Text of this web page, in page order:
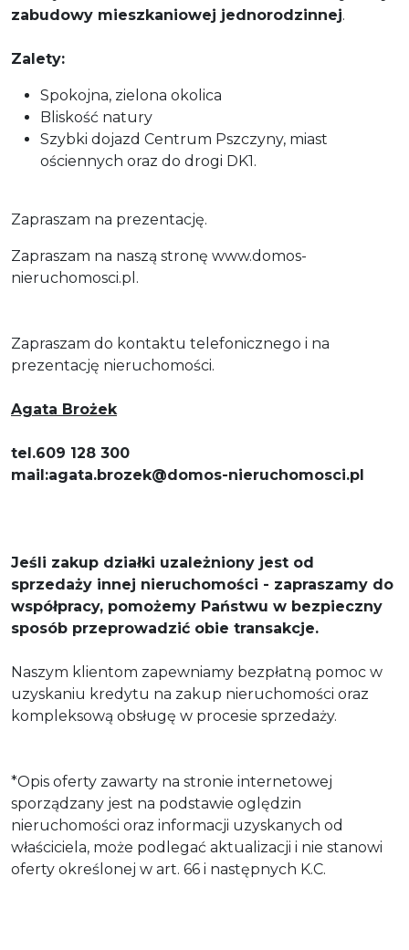
zabudowy mieszkaniowej jednorodzinnej.
Zalety:
Spokojna, zielona okolica
Bliskość natury
Szybki dojazd Centrum Pszczyny, miast
ościennych oraz do drogi DK1.
Zapraszam na prezentację.
Zapraszam na naszą stronę www.domos-
nieruchomosci.pl.
Zapraszam do kontaktu telefonicznego i na
prezentację nieruchomości.
Agata Brożek
tel.609 128 300
mail:agata.brozek@domos-nieruchomosci.pl
Jeśli zakup działki uzależniony jest od
sprzedaży innej nieruchomości - zapraszamy do
współpracy, pomożemy Państwu w bezpieczny
sposób przeprowadzić obie transakcje.
Naszym klientom zapewniamy bezpłatną pomoc w
uzyskaniu kredytu na zakup nieruchomości oraz
kompleksową obsługę w procesie sprzedaży.
*Opis oferty zawarty na stronie internetowej
sporządzany jest na podstawie oględzin
nieruchomości oraz informacji uzyskanych od
właściciela, może podlegać aktualizacji i nie stanowi
oferty określonej w art. 66 i następnych K.C.